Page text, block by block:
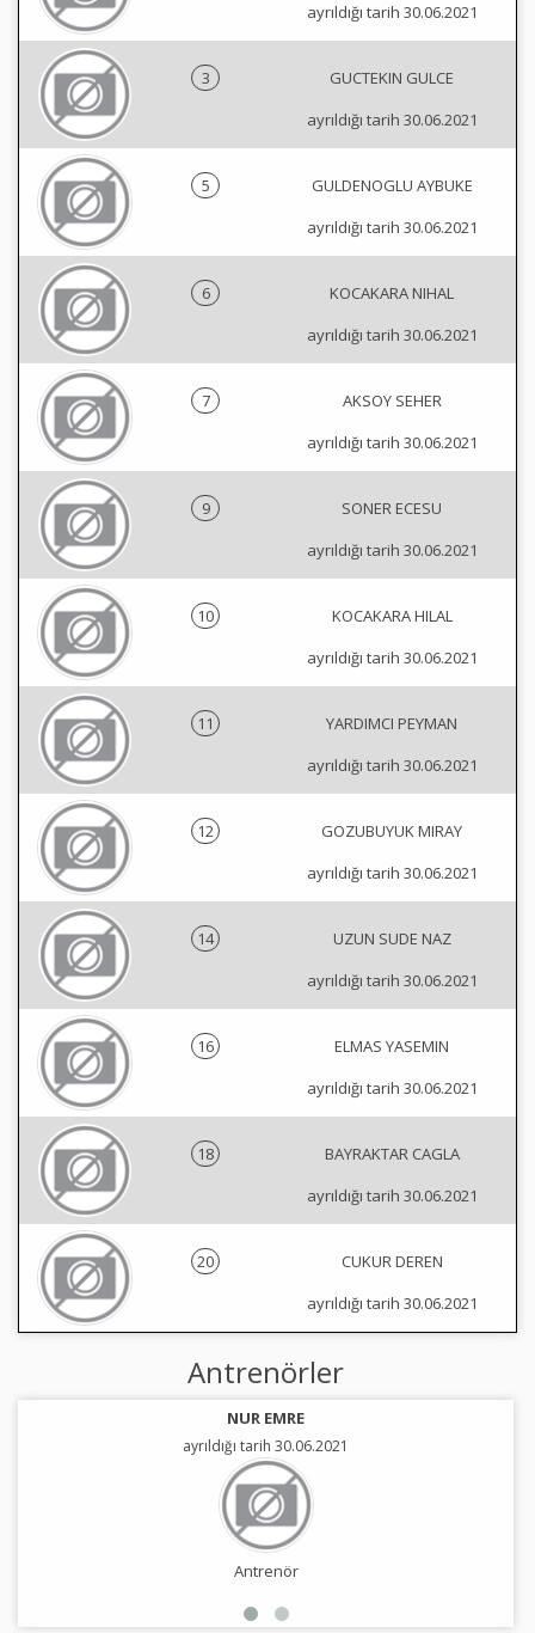
ayrıldığı tarih 30.06.2021
3
GUCTEKIN GULCE
ayrıldığı tarih 30.06.2021
5
GULDENOGLU AYBUKE
ayrıldığı tarih 30.06.2021
6
KOCAKARA NIHAL
ayrıldığı tarih 30.06.2021
7
AKSOY SEHER
ayrıldığı tarih 30.06.2021
9
SONER ECESU
ayrıldığı tarih 30.06.2021
10
KOCAKARA HILAL
ayrıldığı tarih 30.06.2021
11
YARDIMCI PEYMAN
ayrıldığı tarih 30.06.2021
12
GOZUBUYUK MIRAY
ayrıldığı tarih 30.06.2021
14
UZUN SUDE NAZ
ayrıldığı tarih 30.06.2021
16
ELMAS YASEMIN
ayrıldığı tarih 30.06.2021
18
BAYRAKTAR CAGLA
ayrıldığı tarih 30.06.2021
20
CUKUR DEREN
ayrıldığı tarih 30.06.2021
Antrenörler
NUR EMRE
ayrıldığı tarih 30.06.2021
Antrenör